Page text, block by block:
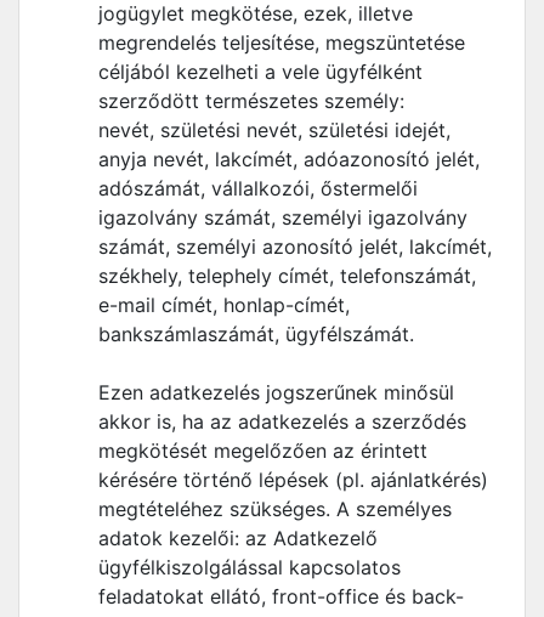
jogügylet megkötése, ezek, illetve
megrendelés teljesítése, megszüntetése
céljából kezelheti a vele ügyfélként
szerződött természetes személy:
nevét, születési nevét, születési idejét,
anyja nevét, lakcímét, adóazonosító jelét,
adószámát, vállalkozói, őstermelői
igazolvány számát, személyi igazolvány
számát, személyi azonosító jelét, lakcímét,
székhely, telephely címét, telefonszámát,
e-mail címét, honlap-címét,
bankszámlaszámát, ügyfélszámát.
Ezen adatkezelés jogszerűnek minősül
akkor is, ha az adatkezelés a szerződés
megkötését megelőzően az érintett
kérésére történő lépések (pl. ajánlatkérés)
megtételéhez szükséges. A személyes
adatok kezelői: az Adatkezelő
ügyfélkiszolgálással kapcsolatos
feladatokat ellátó, front-office és back-